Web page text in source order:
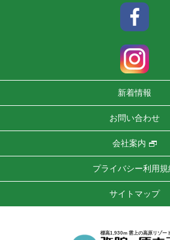
新着情報
お問い合わせ
会社案内
プライバシー利用規
サイトマップ
標高1,930m 雲上の高原リゾー